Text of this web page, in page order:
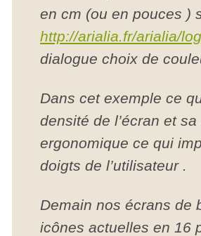
en cm (ou en pouces )
http://arialia.fr/arialia/
dialogue choix de
Dans cet exemple ce
densité de l’écran et
ergonomique ce qui
doigts de l’utilisateur .
Demain nos écrans de
icônes actuelles en 16